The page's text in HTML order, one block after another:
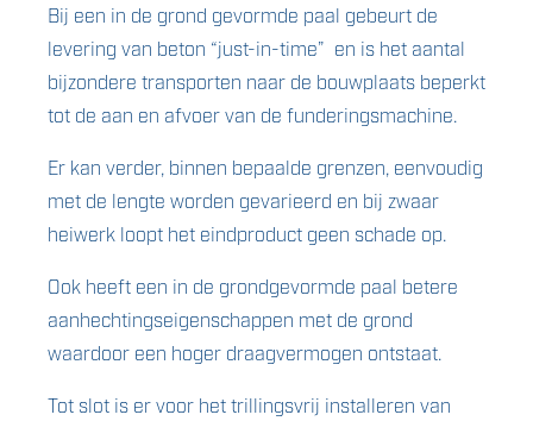
Bij een in de grond gevormde paal gebeurt de
levering van beton “just-in-time” en is het aantal
bijzondere transporten naar de bouwplaats beperkt
tot de aan en afvoer van de funderingsmachine.
Er kan verder, binnen bepaalde grenzen, eenvoudig
met de lengte worden gevarieerd en bij zwaar
heiwerk loopt het eindproduct geen schade op.
Ook heeft een in de grondgevormde paal betere
aanhechtingseigenschappen met de grond
waardoor een hoger draagvermogen ontstaat.
Tot slot is er voor het trillingsvrij installeren van